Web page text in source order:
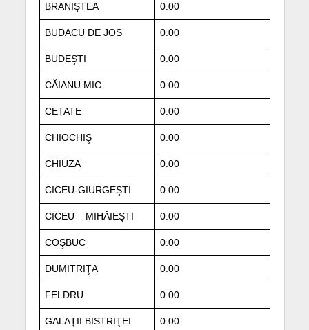
BRANIŞTEA 0.00
BUDACU DE JOS 0.00
BUDEŞTI 0.00
CĂIANU MIC 0.00
CETATE 0.00
CHIOCHIŞ 0.00
CHIUZA 0.00
CICEU-GIURGEŞTI 0.00
CICEU – MIHĂIEŞTI 0.00
COŞBUC 0.00
DUMITRIŢA 0.00
FELDRU 0.00
GALAŢII BISTRIŢEI 0.00